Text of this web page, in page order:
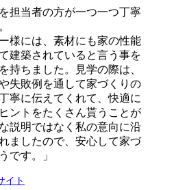
担当者の方が一つ一つ丁寧
様には、素材にも家の性能
建築されていると言う事を
持ちました。見学の際は、
失敗例を通して家づくりの
寧に伝えてくれて、快適に
ントをたくさん貰うことが
説明ではなく私の意向に沿
ましたので、安心して家づ
です。」
イト